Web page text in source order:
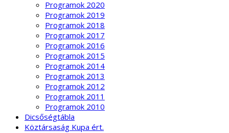
Programok 2020
Programok 2019
Programok 2018
Programok 2017
Programok 2016
Programok 2015
Programok 2014
Programok 2013
Programok 2012
Programok 2011
Programok 2010
Dicsőségtábla
Köztársaság Kupa ért.